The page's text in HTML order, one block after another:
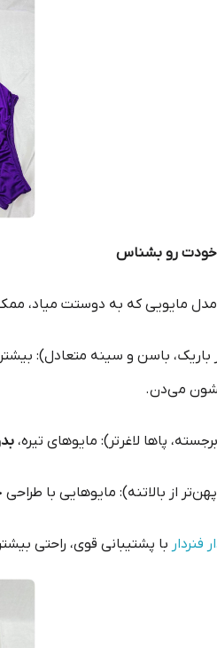
مایویی که به دوستت میاد،
باریک، باسن و سینه متعادل):
می‌دن.
پاها لاغرتر): مایوهای تیره،
از بالاتنه): مایوهایی با
فنردار با پشتیبانی قوی، راحتی